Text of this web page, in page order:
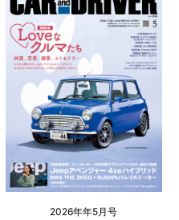
2026年年5月号